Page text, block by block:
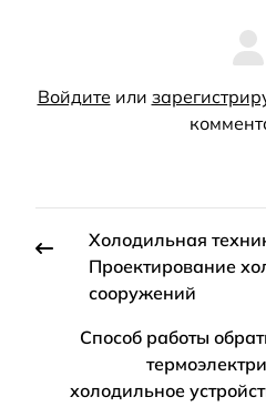
Войдите или
Холодильная
Проектирование
сооружений
Способ работы
холодильное